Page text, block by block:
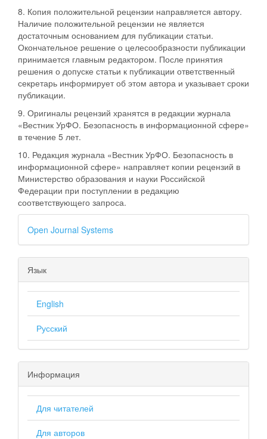
8. Копия положительной рецензии направляется автору.
Наличие положительной рецензии не является
достаточным основанием для публикации статьи.
Окончательное решение о целесообразности публикации
принимается главным редактором. После принятия
решения о допуске статьи к публикации ответственный
секретарь информирует об этом автора и указывает сроки
публикации.
9. Оригиналы рецензий хранятся в редакции журнала
«Вестник УрФО. Безопасность в информационной сфере»
в течение 5 лет.
10. Редакция журнала «Вестник УрФО. Безопасность в
информационной сфере» направляет копии рецензий в
Министерство образования и науки Российской
Федерации при поступлении в редакцию
соответствующего запроса.
Open Journal Systems
Язык
English
Русский
Информация
Для читателей
Для авторов